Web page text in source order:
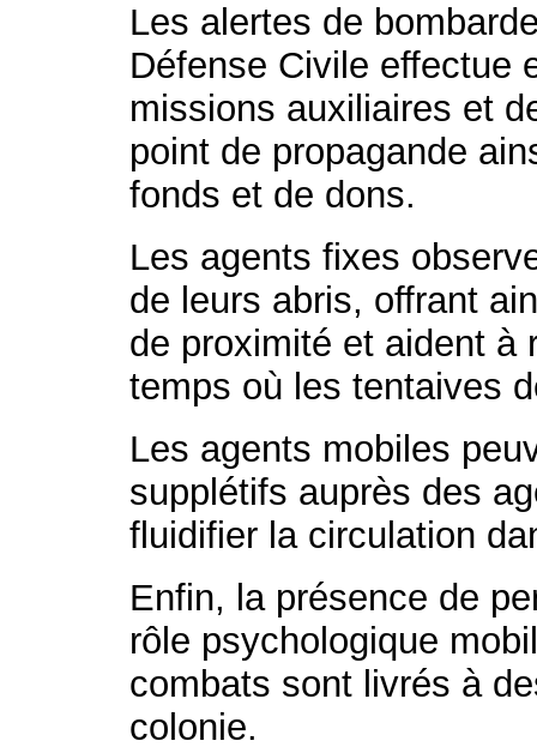
Les alertes de
Défense Civile effectue
missions auxiliaires et
point de propagande
fonds et de dons.
Les agents fixes
de leurs abris, offrant
de proximité et aident à
temps où les tentaives
Les agents mobiles
supplétifs auprès des
fluidifier la circulation
Enfin, la présence de
rôle psychologique
combats sont livrés à
colonie.